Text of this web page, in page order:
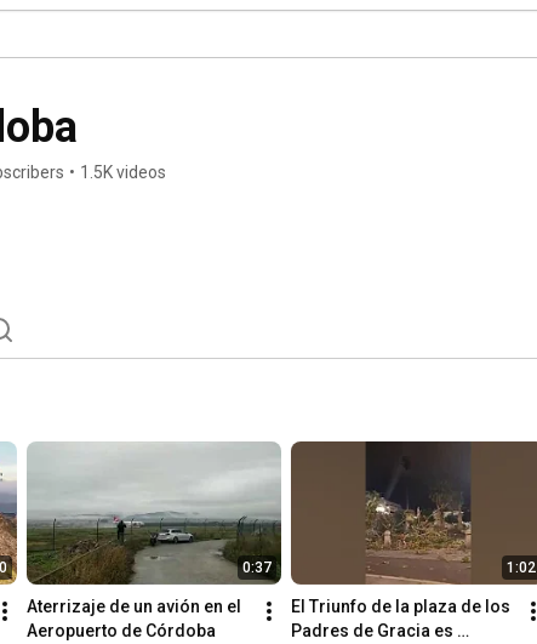
• 1.5K videos
0:37
Aterrizaje de un avión en el
Aeropuerto de Córdoba
1:02
El Triunfo de la plaza de los
Padres de Gracia es